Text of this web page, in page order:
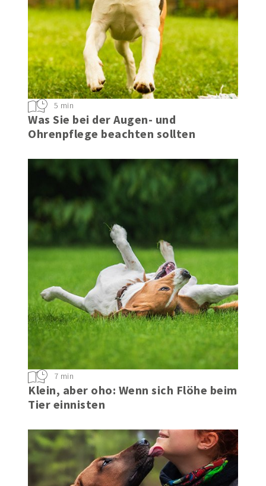
Was Sie bei der Augen- und
Ohrenpflege beachten sollten
5 min
Klein, aber oho: Wenn sich Flöhe beim
Tier einnisten
7 min